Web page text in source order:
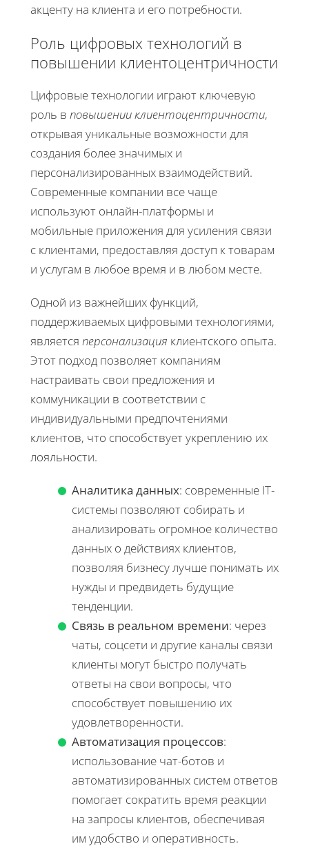
акценту на клиента и его потребности.
Роль цифровых технологий в
повышении клиентоцентричности
Цифровые технологии играют ключевую
роль в повышении клиентоцентричности,
открывая уникальные возможности для
создания более значимых и
персонализированных взаимодействий.
Современные компании все чаще
используют онлайн-платформы и
мобильные приложения для усиления связи
с клиентами, предоставляя доступ к товарам
и услугам в любое время и в любом месте.
Одной из важнейших функций,
поддерживаемых цифровыми технологиями,
является персонализация клиентского опыта.
Этот подход позволяет компаниям
настраивать свои предложения и
коммуникации в соответствии с
индивидуальными предпочтениями
клиентов, что способствует укреплению их
лояльности.
Аналитика данных: современные IT-
системы позволяют собирать и
анализировать огромное количество
данных о действиях клиентов,
позволяя бизнесу лучше понимать их
нужды и предвидеть будущие
тенденции.
Связь в реальном времени: через
чаты, соцсети и другие каналы связи
клиенты могут быстро получать
ответы на свои вопросы, что
способствует повышению их
удовлетворенности.
Автоматизация процессов:
использование чат-ботов и
автоматизированных систем ответов
помогает сократить время реакции
на запросы клиентов, обеспечивая
им удобство и оперативность.